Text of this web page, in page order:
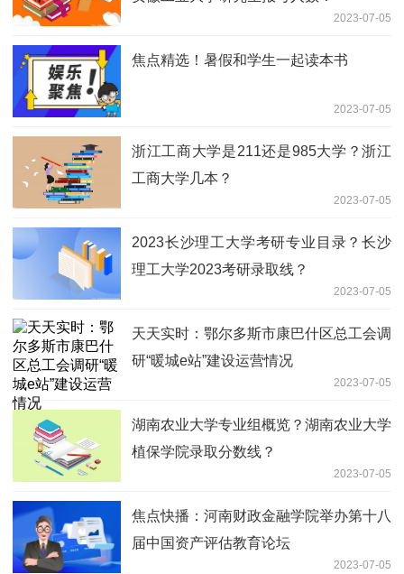
2023-07-05
焦点精选！暑假和学生一起读本书
2023-07-05
浙江工商大学是211还是985大学？浙江
工商大学几本？
2023-07-05
2023长沙理工大学考研专业目录？长沙
理工大学2023考研录取线？
2023-07-05
天天实时：鄂尔多斯市康巴什区总工会调
研“暖城e站”建设运营情况
2023-07-05
湖南农业大学专业组概览？湖南农业大学
植保学院录取分数线？
2023-07-05
焦点快播：河南财政金融学院举办第十八
届中国资产评估教育论坛
2023-07-05